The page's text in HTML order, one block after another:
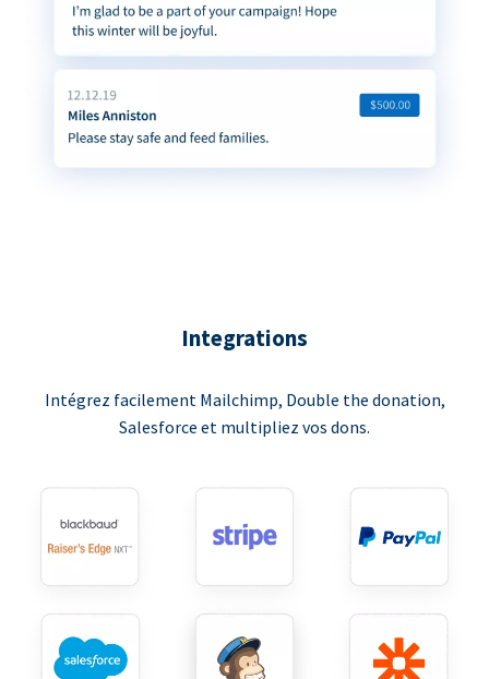
Integrations
Intégrez facilement Mailchimp, Double the donation,
Salesforce et multipliez vos dons.